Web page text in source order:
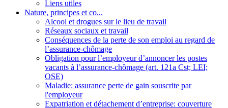
Liens utiles
Nature, principes et co...
Alcool et drogues sur le lieu de travail
Réseaux sociaux et travail
Conséquences de la perte de son emploi au regard de
l’assurance-chômage
Obligation pour l’employeur d’annoncer les postes
vacants à l’assurance-chômage (art. 121a Cst; LEI;
OSE)
Maladie: assurance perte de gain souscrite par
l'employeur
Expatriation et détachement d’entreprise: couverture